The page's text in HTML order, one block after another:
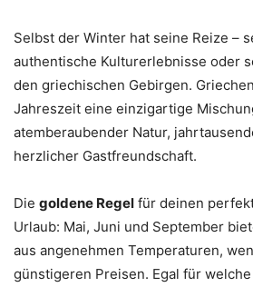
Selbst der Winter hat seine Reize –
authentische Kulturerlebnisse oder
den griechischen Gebirgen.
Jahreszeit eine einzigartige
atemberaubender Natur,
herzlicher Gastfreundschaft.
Die goldene Regel für deinen
Urlaub: Mai, Juni und September
aus angenehmen Temperaturen,
günstigeren Preisen. Egal für